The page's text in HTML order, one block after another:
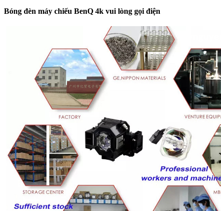
Bóng đèn máy chiếu BenQ 4k vui lòng gọi điện